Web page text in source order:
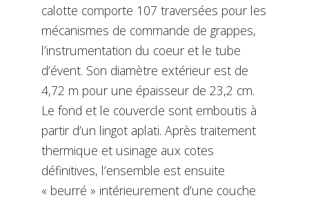
calotte comporte 107 traversées pour les
mécanismes de commande de grappes,
l’instrumentation du coeur et le tube
d’évent. Son diamètre extérieur est de
4,72 m pour une épaisseur de 23,2 cm.
Le fond et le couvercle sont emboutis à
partir d’un lingot aplati. Après traitement
thermique et usinage aux cotes
définitives, l’ensemble est ensuite
« beurré » intérieurement d’une couche